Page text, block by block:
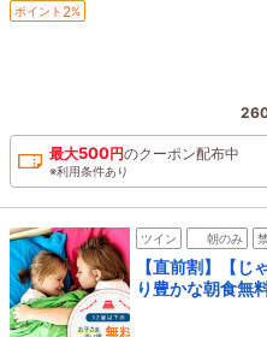
ポイント 2%
最大500円のクーポン配布中
※利用条件あり
ツイン 朝のみ
【直前割】【
り豊かな朝食